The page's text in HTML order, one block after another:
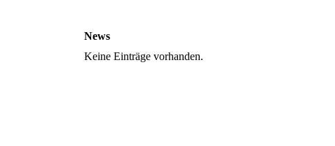
News
Keine Einträge vorhanden.